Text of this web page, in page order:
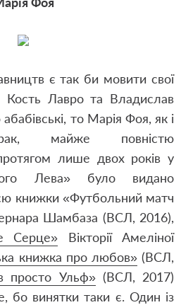
є так би мовити свої
Кость Лавро та Владислав
то Марія Фоя, як і
майже повністю
лише двох років у
Лева» було видано
книжки «Футбольний матч
Шамбаза (ВСЛ, 2016),
Серце» Вікторії Амеліної
книжка про любов»(ВСЛ,
просто Ульф»(ВСЛ, 2017)
бо винятки таки є. Один із